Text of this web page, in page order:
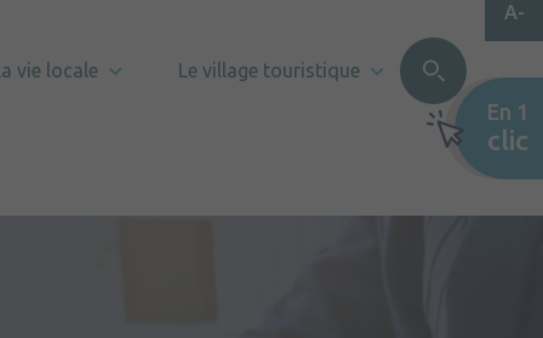
vie locale Le village touristique
A-
En 1
clic